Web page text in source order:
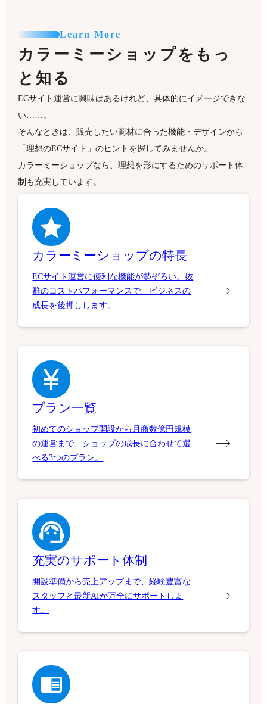
Learn More
カラーミーショップをもっ
と知る
ECサイト運営に興味はあるけれど、具体的にイメージできな
い……。
そんなときは、販売したい商材に合った機能・デザインから
「理想のECサイト」のヒントを探してみませんか。
カラーミーショップなら、理想を形にするためのサポート体
制も充実しています。
カラーミーショップの特長
ECサイト運営に便利な機能が勢ぞろい。抜
群のコストパフォーマンスで、ビジネスの
成長を後押しします。
プラン一覧
初めてのショップ開設から月商数億円規模
の運営まで、ショップの成長に合わせて選
べる3つのプラン。
充実のサポート体制
開設準備から売上アップまで、経験豊富な
スタッフと最新AIが万全にサポートしま
す。